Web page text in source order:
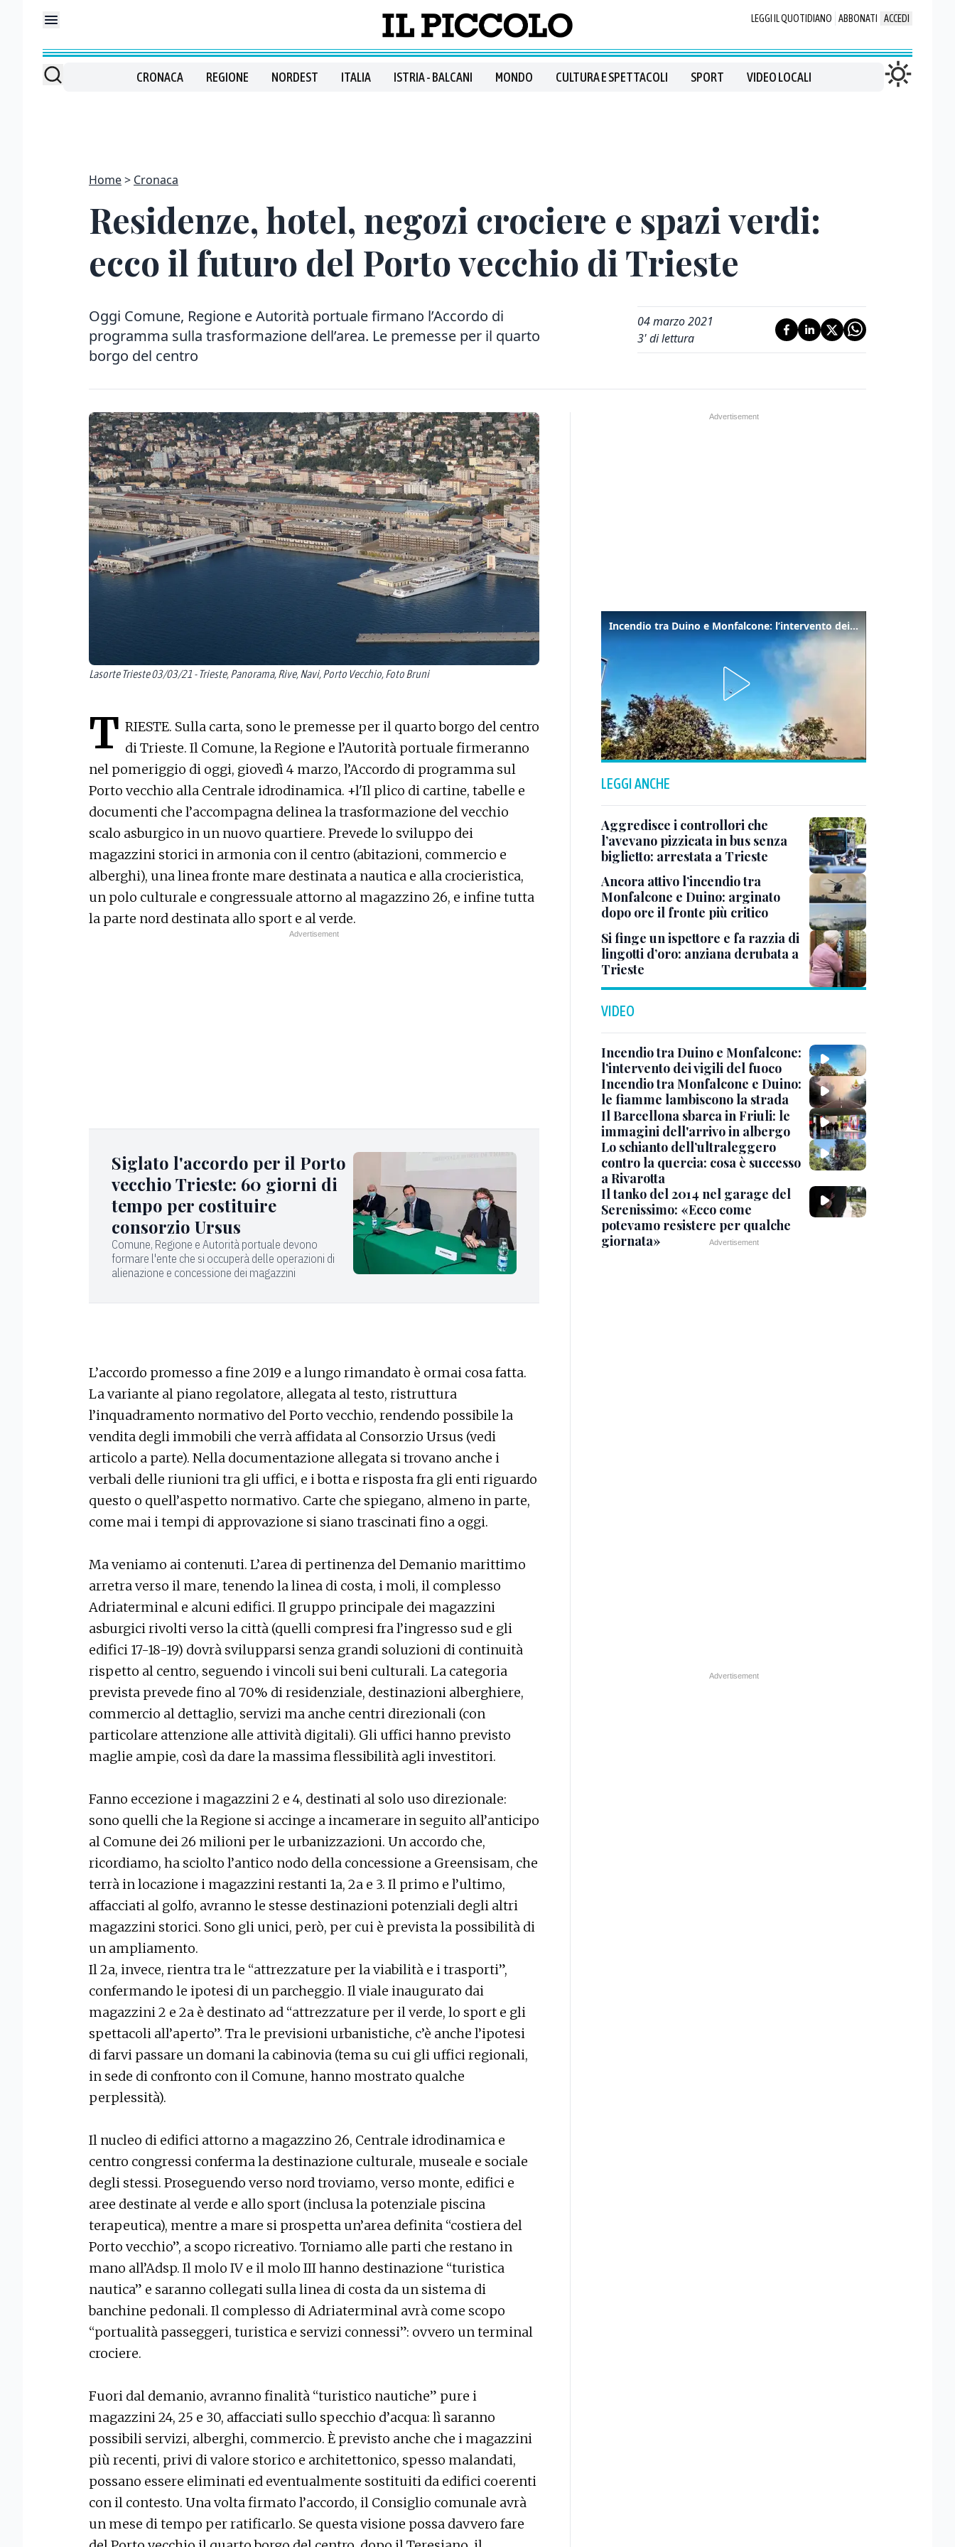
LEGGI IL QUOTIDIANO ABBONATI ACCEDI
CRONACA REGIONE NORDEST ITALIA ISTRIA - BALCANI MONDO CULTURA E SPETTACOLI SPORT VIDEO LOCALI
Home Cronaca
Residenze, hotel, negozi crociere e spazi verdi:
ecco il futuro del Porto vecchio di Trieste
Oggi Comune, Regione e Autorità portuale firmano l’Accordo di
programma sulla trasformazione dell’area. Le premesse per il quarto
borgo del centro
04 marzo 2021
3' di lettura
Lasorte Trieste 03/03/21 - Trieste, Panorama, Rive, Navi, Porto Vecchio, Foto Bruni
T RIESTE. Sulla carta, sono le premesse per il quarto borgo del centro
di Trieste. Il Comune, la Regione e l’Autorità portuale firmeranno
nel pomeriggio di oggi, giovedì 4 marzo, l’Accordo di programma sul
Porto vecchio alla Centrale idrodinamica. +l'Il plico di cartine, tabelle e
documenti che l’accompagna delinea la trasformazione del vecchio
scalo asburgico in un nuovo quartiere. Prevede lo sviluppo dei
magazzini storici in armonia con il centro (abitazioni, commercio e
alberghi), una linea fronte mare destinata a nautica e alla crocieristica,
un polo culturale e congressuale attorno al magazzino 26, e infine tutta
la parte nord destinata allo sport e al verde.
Siglato l'accordo per il Porto
vecchio Trieste: 60 giorni di
tempo per costituire
consorzio Ursus
Comune, Regione e Autorità portuale devono
formare l'ente che si occuperà delle operazioni di
alienazione e concessione dei magazzini
L’accordo promesso a fine 2019 e a lungo rimandato è ormai cosa fatta.
La variante al piano regolatore, allegata al testo, ristruttura
l’inquadramento normativo del Porto vecchio, rendendo possibile la
vendita degli immobili che verrà affidata al Consorzio Ursus (vedi
articolo a parte). Nella documentazione allegata si trovano anche i
verbali delle riunioni tra gli uffici, e i botta e risposta fra gli enti riguardo
questo o quell’aspetto normativo. Carte che spiegano, almeno in parte,
come mai i tempi di approvazione si siano trascinati fino a oggi.
Ma veniamo ai contenuti. L’area di pertinenza del Demanio marittimo
arretra verso il mare, tenendo la linea di costa, i moli, il complesso
Adriaterminal e alcuni edifici. Il gruppo principale dei magazzini
asburgici rivolti verso la città (quelli compresi fra l’ingresso sud e gli
edifici 17-18-19) dovrà svilupparsi senza grandi soluzioni di continuità
rispetto al centro, seguendo i vincoli sui beni culturali. La categoria
prevista prevede fino al 70% di residenziale, destinazioni alberghiere,
commercio al dettaglio, servizi ma anche centri direzionali (con
particolare attenzione alle attività digitali). Gli uffici hanno previsto
maglie ampie, così da dare la massima flessibilità agli investitori.
Fanno eccezione i magazzini 2 e 4, destinati al solo uso direzionale:
sono quelli che la Regione si accinge a incamerare in seguito all’anticipo
al Comune dei 26 milioni per le urbanizzazioni. Un accordo che,
ricordiamo, ha sciolto l’antico nodo della concessione a Greensisam, che
terrà in locazione i magazzini restanti 1a, 2a e 3. Il primo e l’ultimo,
affacciati al golfo, avranno le stesse destinazioni potenziali degli altri
magazzini storici. Sono gli unici, però, per cui è prevista la possibilità di
un ampliamento.
Il 2a, invece, rientra tra le “attrezzature per la viabilità e i trasporti”,
confermando le ipotesi di un parcheggio. Il viale inaugurato dai
magazzini 2 e 2a è destinato ad “attrezzature per il verde, lo sport e gli
spettacoli all’aperto”. Tra le previsioni urbanistiche, c’è anche l’ipotesi
di farvi passare un domani la cabinovia (tema su cui gli uffici regionali,
in sede di confronto con il Comune, hanno mostrato qualche
perplessità).
Il nucleo di edifici attorno a magazzino 26, Centrale idrodinamica e
centro congressi conferma la destinazione culturale, museale e sociale
degli stessi. Proseguendo verso nord troviamo, verso monte, edifici e
aree destinate al verde e allo sport (inclusa la potenziale piscina
terapeutica), mentre a mare si prospetta un’area definita “costiera del
Porto vecchio”, a scopo ricreativo. Torniamo alle parti che restano in
mano all’Adsp. Il molo IV e il molo III hanno destinazione “turistica
nautica” e saranno collegati sulla linea di costa da un sistema di
banchine pedonali. Il complesso di Adriaterminal avrà come scopo
“portualità passeggeri, turistica e servizi connessi”: ovvero un terminal
crociere.
Fuori dal demanio, avranno finalità “turistico nautiche” pure i
magazzini 24, 25 e 30, affacciati sullo specchio d’acqua: lì saranno
possibili servizi, alberghi, commercio. È previsto anche che i magazzini
più recenti, privi di valore storico e architettonico, spesso malandati,
possano essere eliminati ed eventualmente sostituiti da edifici coerenti
con il contesto. Una volta firmato l’accordo, il Consiglio comunale avrà
un mese di tempo per ratificarlo. Se questa visione possa davvero fare
Incendio tra Duino e Monfalcone: l’intervento dei vigili del fuoco
LEGGI ANCHE
Aggredisce i controllori che
l’avevano pizzicata in bus senza
biglietto: arrestata a Trieste
Ancora attivo l’incendio tra
Monfalcone e Duino: arginato
dopo ore il fronte più critico
Si finge un ispettore e fa razzia di
lingotti d’oro: anziana derubata a
Trieste
VIDEO
Incendio tra Duino e Monfalcone:
l’intervento dei vigili del fuoco
Incendio tra Monfalcone e Duino:
le fiamme lambiscono la strada
Il Barcellona sbarca in Friuli: le
immagini dell'arrivo in albergo
Lo schianto dell’ultraleggero
contro la quercia: cosa è successo
a Rivarotta
Il tanko del 2014 nel garage del
Serenissimo: «Ecco come
potevamo resistere per qualche
giornata»